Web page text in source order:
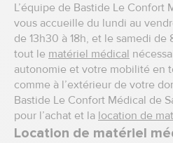
L’équipe de Bastide Le Confort
vous accueille du lundi au
de 13h30 à 18h, et le samedi
tout le matériel médical
autonomie et votre mobilité en
comme à l’extérieur de votre
Bastide Le Confort Médical de
pour l’achat et la location de
Location de matériel